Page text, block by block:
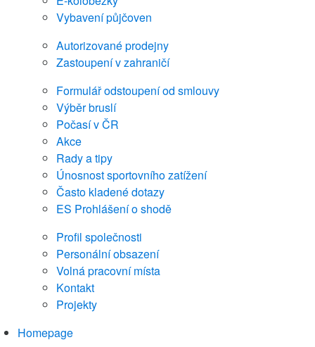
Vybavení půjčoven
Autorizované prodejny
Zastoupení v zahraničí
Formulář odstoupení od smlouvy
Výběr bruslí
Počasí v ČR
Akce
Rady a tipy
Únosnost sportovního zatížení
Často kladené dotazy
ES Prohlášení o shodě
Profil společnosti
Personální obsazení
Volná pracovní místa
Kontakt
Projekty
Homepage